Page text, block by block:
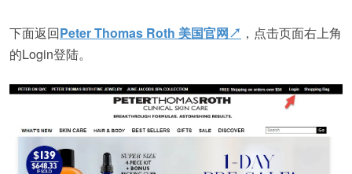
下面返回Peter Thomas Roth 美国官网↗ ，点击页面右上角
的Login登陆。